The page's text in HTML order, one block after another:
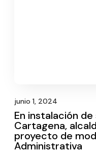
junio 1, 2024
En instalación
Cartagena,
proyecto de
Administrativa